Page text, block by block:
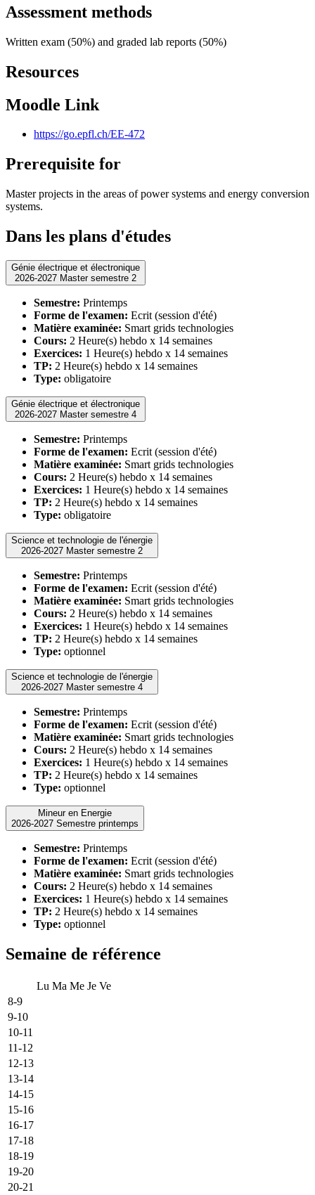
Assessment methods
Written exam (50%) and graded lab reports (50%)
Resources
Moodle Link
https://go.epfl.ch/EE-472
Prerequisite for
Master projects in the areas of power systems and energy conversion
systems.
Dans les plans d'études
Génie électrique et électronique
2026-2027 Master semestre 2
Semestre: Printemps
Forme de l'examen: Ecrit (session d'été)
Matière examinée: Smart grids technologies
Cours: 2 Heure(s) hebdo x 14 semaines
Exercices: 1 Heure(s) hebdo x 14 semaines
TP: 2 Heure(s) hebdo x 14 semaines
Type: obligatoire
Génie électrique et électronique
2026-2027 Master semestre 4
Semestre: Printemps
Forme de l'examen: Ecrit (session d'été)
Matière examinée: Smart grids technologies
Cours: 2 Heure(s) hebdo x 14 semaines
Exercices: 1 Heure(s) hebdo x 14 semaines
TP: 2 Heure(s) hebdo x 14 semaines
Type: obligatoire
Science et technologie de l'énergie
2026-2027 Master semestre 2
Semestre: Printemps
Forme de l'examen: Ecrit (session d'été)
Matière examinée: Smart grids technologies
Cours: 2 Heure(s) hebdo x 14 semaines
Exercices: 1 Heure(s) hebdo x 14 semaines
TP: 2 Heure(s) hebdo x 14 semaines
Type: optionnel
Science et technologie de l'énergie
2026-2027 Master semestre 4
Semestre: Printemps
Forme de l'examen: Ecrit (session d'été)
Matière examinée: Smart grids technologies
Cours: 2 Heure(s) hebdo x 14 semaines
Exercices: 1 Heure(s) hebdo x 14 semaines
TP: 2 Heure(s) hebdo x 14 semaines
Type: optionnel
Mineur en Energie
2026-2027 Semestre printemps
Semestre: Printemps
Forme de l'examen: Ecrit (session d'été)
Matière examinée: Smart grids technologies
Cours: 2 Heure(s) hebdo x 14 semaines
Exercices: 1 Heure(s) hebdo x 14 semaines
TP: 2 Heure(s) hebdo x 14 semaines
Type: optionnel
Semaine de référence
Lu Ma Me Je Ve
8-9
9-10
10-11
11-12
12-13
13-14
14-15
15-16
16-17
17-18
18-19
19-20
20-21